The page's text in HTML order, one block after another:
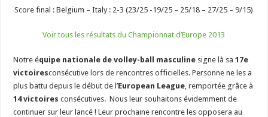
Score final : Belgium – Italy : 2-3 (23/25 -19/25 – 25/18 – 27/25 – 9/15)
Voir tous les résultats du Championnat d’Europe 2013
Notre équipe nationale de volley-ball masculine signe là sa17e
victoiresconsécutive lors de rencontres officielles. Personne ne les a
plus battu depuis le début de l’European League, remportée grâce à
14 victoires consécutives. Nous leur souhaitons évidemment de
continuer sur leur lancé ! Leur prochaine rencontre les opposera au